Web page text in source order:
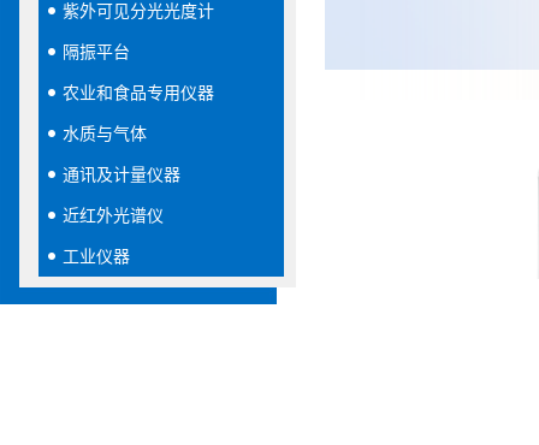
紫外可见分光光度计
隔振平台
农业和食品专用仪器
水质与气体
通讯及计量仪器
近红外光谱仪
工业仪器